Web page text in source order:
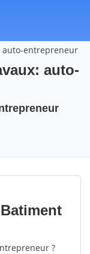
auto-entrepreneur
auto-
?